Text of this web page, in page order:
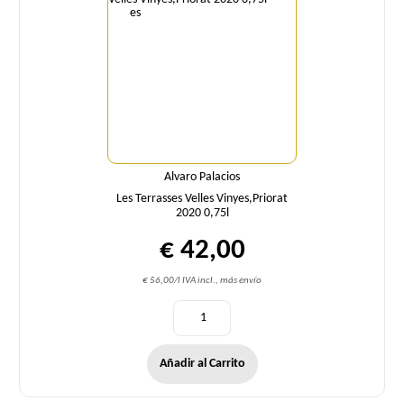
Alvaro Palacios
Les Terrasses Velles Vinyes,Priorat
2020 0,75l
€ 42,00
€ 56,00/l IVA incl., más envío
Añadir al Carrito